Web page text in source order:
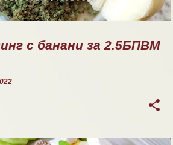
с банани за 2.5БПВМ